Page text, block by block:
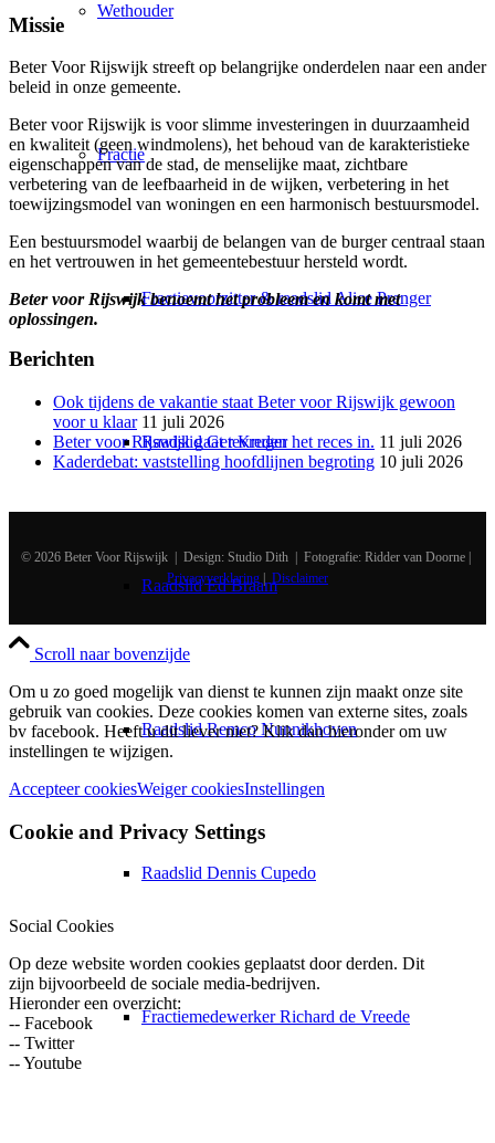
Wethouder
Fractie
Fractievoorzitter & raadslid Alice Prenger
Raadslid Ger Kruger
Raadslid Ed Braam
Raadslid Remco Nunnikhoven
Raadslid Dennis Cupedo
Fractiemedewerker Richard de Vreede
Missie
Beter Voor Rijswijk streeft op belangrijke onderdelen naar een ander
beleid in onze gemeente.
Beter voor Rijswijk is voor slimme investeringen in duurzaamheid
en kwaliteit (geen windmolens), het behoud van de karakteristieke
eigenschappen van de stad, de menselijke maat, zichtbare
verbetering van de leefbaarheid in de wijken, verbetering in het
toewijzingsmodel van woningen en een harmonisch bestuursmodel.
Een bestuursmodel waarbij de belangen van de burger centraal staan
en het vertrouwen in het gemeentebestuur hersteld wordt.
Beter voor Rijswijk benoemt het probleem en komt met
oplossingen.
Berichten
Ook tijdens de vakantie staat Beter voor Rijswijk gewoon
voor u klaar 11 juli 2026
Beter voor Rijswijk gaat tevreden het reces in. 11 juli 2026
Kaderdebat: vaststelling hoofdlijnen begroting 10 juli 2026
© 2026 Beter Voor Rijswijk | Design: Studio Dith | Fotografie: Ridder van Doorne |
Privacyverklaring
Disclaimer
Scroll naar bovenzijde
Om u zo goed mogelijk van dienst te kunnen zijn maakt onze site
gebruik van cookies. Deze cookies komen van externe sites, zoals
bv facebook. Heeft u dit liever niet? Klik dan hieronder om uw
instellingen te wijzigen.
Accepteer cookiesWeiger cookiesInstellingen
Cookie and Privacy Settings
Social Cookies
Op deze website worden cookies geplaatst door derden. Dit
zijn bijvoorbeeld de sociale media-bedrijven.
Hieronder een overzicht:
-- Facebook
-- Twitter
-- Youtube